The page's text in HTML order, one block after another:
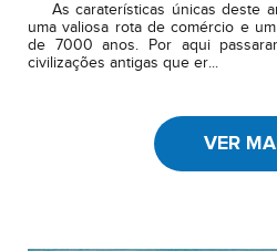
As caraterísticas únicas deste
uma valiosa rota de comércio e
de 7000 anos. Por aqui
civilizações antigas que er...
VER